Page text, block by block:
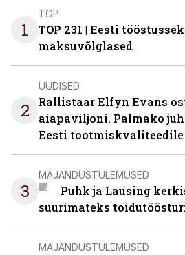
1
TOP
TOP 231 | Eesti
maksuvõlglased
2
UUDISED
Rallistaar Elfyn Evans
aiapaviljoni. Palmako
Eesti tootmiskvaliteedile
3
MAJANDUSTULEMUSED
Puhk ja Lausing
suurimateks
MAJANDUSTULEMUSED